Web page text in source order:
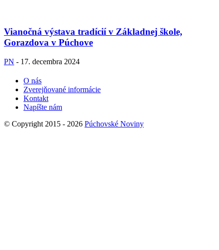
Vianočná výstava tradícií v Základnej škole,
Gorazdova v Púchove
PN - 17. decembra 2024
O nás
Zverejňované informácie
Kontakt
Napíšte nám
© Copyright 2015 - 2026 Púchovské Noviny